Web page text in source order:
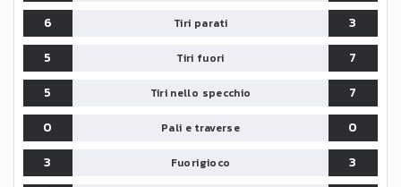
6 Tiri parati
3
5
Tiri fuori
7
5
Tiri nello specchio
7
0
Pali e traverse
0
3
Fuorigioco
3